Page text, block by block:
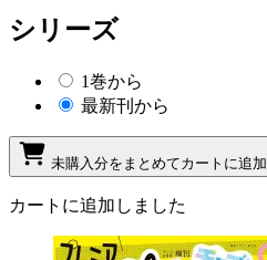
シリーズ
1巻から
最新刊から
未購入分をまとめてカートに追加
カートに追加しました